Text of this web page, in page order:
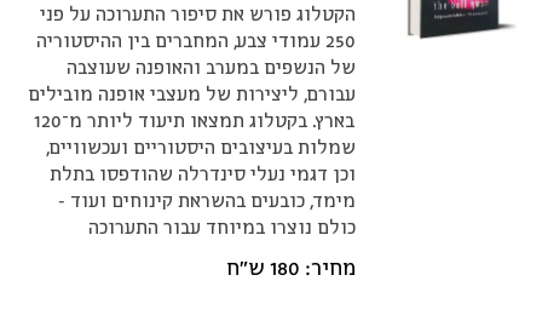
הקטלוג פורש את סיפור התערוכה על פני
250 עמודי צבע, המחברים בין ההיסטוריה
של הנשפים במערב והאופנה שעוצבה
עבורם, ליצירות של מעצבי אופנה מובילים
בארץ. בקטלוג תמצאו תיעוד ליותר מ־120
שמלות בעיצובים היסטוריים ועכשוויים,
וכן דגמי נעלי סינדרלה שהודפסו בתלת
מימד, כובעים בהשראת קינוחים ועוד -
כולם נוצרו במיוחד עבור התערוכה
מחיר: 180 ש״ח